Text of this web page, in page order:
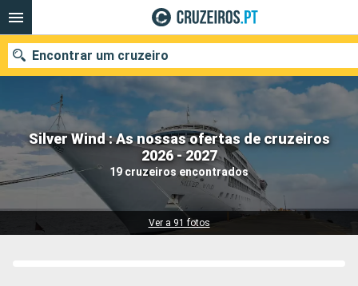
Silver Wind : As nossas ofertas de cruzeiros
2026 - 2027
19 cruzeiros encontrados
Ver a 91 fotos
Encontrar um cruzeiro
Quando ir?
Data de partida